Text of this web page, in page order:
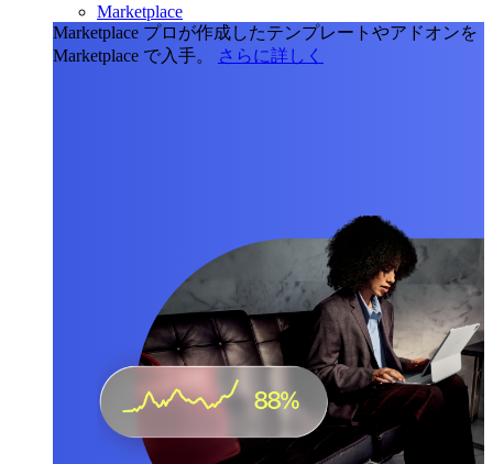
Marketplace
Marketplace プロが作成したテンプレートやアドオンを
Marketplace で入手。
さらに詳しく